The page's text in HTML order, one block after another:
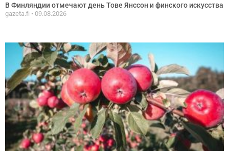
В Финляндии отмечают день Тове Янссон и финского искусства
gazeta.fi 09.08.2026